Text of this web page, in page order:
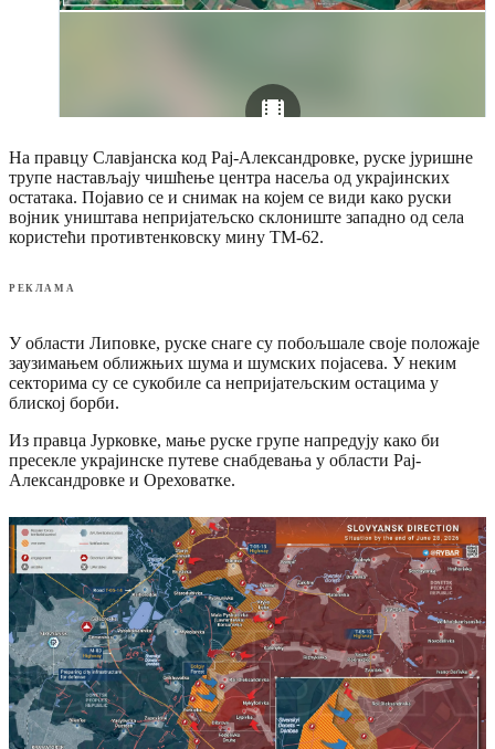
На правцу Славјанска код Рај-Александровке, руске јуришне
трупе настављају чишћење центра насеља од украјинских
остатака. Појавио се и снимак на којем се види како руски
војник уништава непријатељско склониште западно од села
користећи противтенковску мину ТМ-62.
РЕКЛАМА
У области Липовке, руске снаге су побољшале своје положаје
заузимањем оближњих шума и шумских појасева. У неким
секторима су се сукобиле са непријатељским остацима у
блиској борби.
Из правца Јурковке, мање руске групе напредују како би
пресекле украјинске путеве снабдевања у области Рај-
Александровке и Ореховатке.